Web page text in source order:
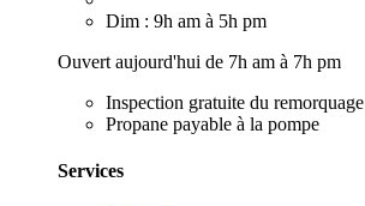
Dim : 9h am à 5h pm
Ouvert aujourd'hui de 7h am à 7h pm
Inspection gratuite du remorquage
Propane payable à la pompe
Services